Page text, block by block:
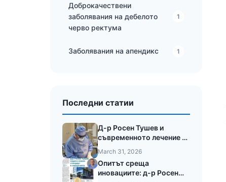
Доброкачествени
заболявания на дебелото
черво ректума
1
Заболявания на апендикс 1
Последни статии
Д-р Росен Тушев и
съвременното лечение на
LEONARDO®
March 31, 2026
Опитът среща
иновациите: д-р Росен